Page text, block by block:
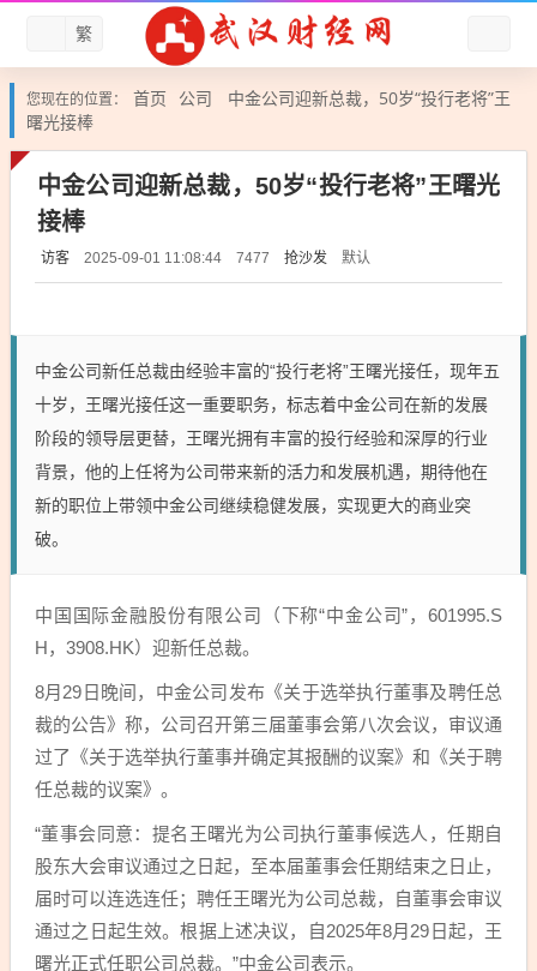
繁
您现在的位置： 首页 公司
中金公司迎新总裁，50岁“投行老将”王
曙光接棒
中金公司迎新总裁，50岁“投行老将”王曙光
接棒
访客 2025-09-01 11:08:44 7477 抢沙发 默认
中金公司新任总裁由经验丰富的“投行老将”王曙光接任，现年五
十岁，王曙光接任这一重要职务，标志着中金公司在新的发展
阶段的领导层更替，王曙光拥有丰富的投行经验和深厚的行业
背景，他的上任将为公司带来新的活力和发展机遇，期待他在
新的职位上带领中金公司继续稳健发展，实现更大的商业突
破。
中国国际金融股份有限公司（下称“中金公司”，601995.S
H，3908.HK）迎新任总裁。
8月29日晚间，中金公司发布《关于选举执行董事及聘任总
裁的公告》称，公司召开第三届董事会第八次会议，审议通
过了《关于选举执行董事并确定其报酬的议案》和《关于聘
任总裁的议案》。
“董事会同意：提名王曙光为公司执行董事候选人，任期自
股东大会审议通过之日起，至本届董事会任期结束之日止，
届时可以连选连任；聘任王曙光为公司总裁，自董事会审议
通过之日起生效。根据上述决议，自2025年8月29日起，王
曙光正式任职公司总裁。”中金公司表示。